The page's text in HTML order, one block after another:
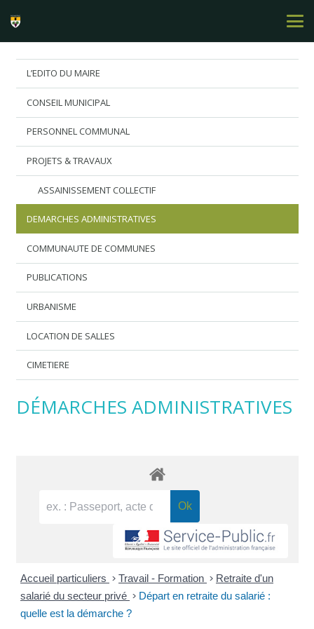
L’EDITO DU MAIRE
CONSEIL MUNICIPAL
PERSONNEL COMMUNAL
PROJETS & TRAVAUX
ASSAINISSEMENT COLLECTIF
DEMARCHES ADMINISTRATIVES
COMMUNAUTE DE COMMUNES
PUBLICATIONS
URBANISME
LOCATION DE SALLES
CIMETIERE
DÉMARCHES ADMINISTRATIVES
Accueil particuliers > Travail - Formation > Retraite d'un
salarié du secteur privé > Départ en retraite du salarié :
quelle est la démarche ?